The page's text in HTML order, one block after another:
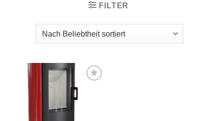
FILTER
Wunschliste
hinzufügen